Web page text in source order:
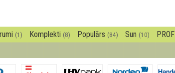
(1) Komplekti (8) Populārs (84) Sun (10) PROF